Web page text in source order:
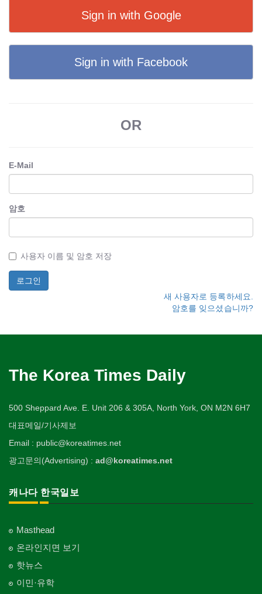
Sign in with Google
Sign in with Facebook
OR
E-Mail
암호
사용자 이름 및 암호 저장
새 사용자로 등록하세요.
암호를 잊으셨습니까?
The Korea Times Daily
500 Sheppard Ave. E. Unit 206 & 305A, North York, ON M2N 6H7
대표메일/기사제보
Email : public@koreatimes.net
광고문의(Advertising) : ad@koreatimes.net
캐나다 한국일보
Masthead
온라인지면 보기
핫뉴스
이민·유학